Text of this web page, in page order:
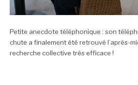
Petite anecdote téléphonique : son
chute a finalement été retrouvé l’après-
recherche collective très efficace !